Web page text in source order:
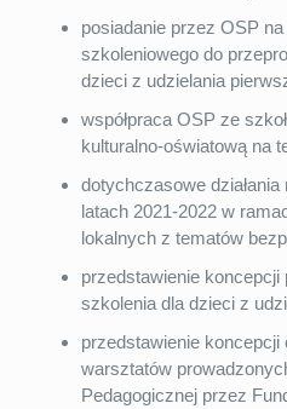
posiadanie przez OSP
szkoleniowego do
dzieci z udzielania
współpraca OSP ze
kulturalno-oświatową na
dotychczasowe
latach 2021-2022 w
lokalnych z tematów
przedstawienie koncepcji
szkolenia dla dzieci z
przedstawienie koncepcji
warsztatów
Pedagogicznej przez